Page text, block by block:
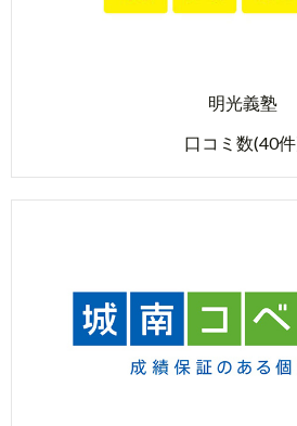
明光義塾
口コミ数(40